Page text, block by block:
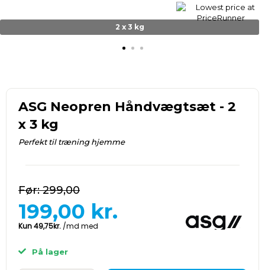
2 x 3 kg
ASG Neopren Håndvægtsæt - 2
x 3 kg
Perfekt til træning hjemme
299,00
199,00 kr.
På lager